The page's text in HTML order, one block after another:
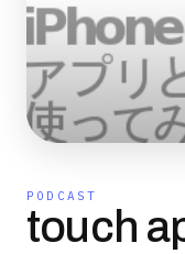
PODCAST
touch